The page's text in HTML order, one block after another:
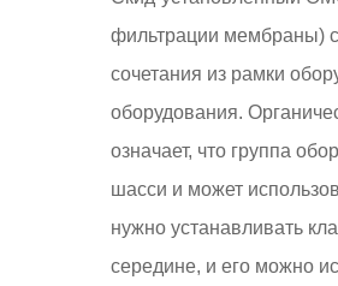
фильтрации мембраны)
сочетания из рамки
оборудования.
означает, что группа
шасси и может
нужно устанавливать
середине, и его можно